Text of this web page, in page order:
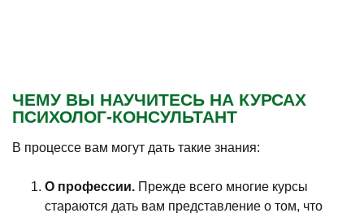
ЧЕМУ ВЫ НАУЧИТЕСЬ НА КУРСАХ
ПСИХОЛОГ-КОНСУЛЬТАНТ
В процессе вам могут дать такие знания:
О профессии. Прежде всего многие курсы
стараются дать вам представление о том, что